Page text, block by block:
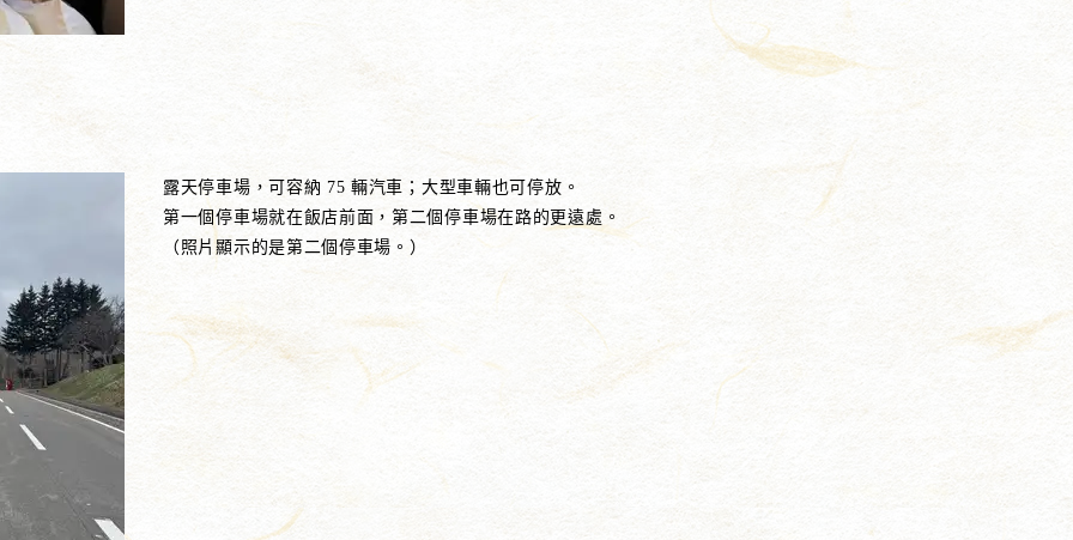
露天停車場，可容納 75 輛汽車；大型車輛也可停放。
第一個停車場就在飯店前面，第二個停車場在路的更遠處。
（照片顯示的是第二個停車場。）